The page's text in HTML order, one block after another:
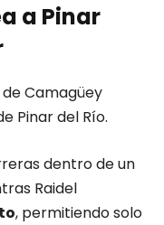
a Pinar
de Camagüey
Pinar del Río.
dentro de un
Raidel
, permitiendo solo